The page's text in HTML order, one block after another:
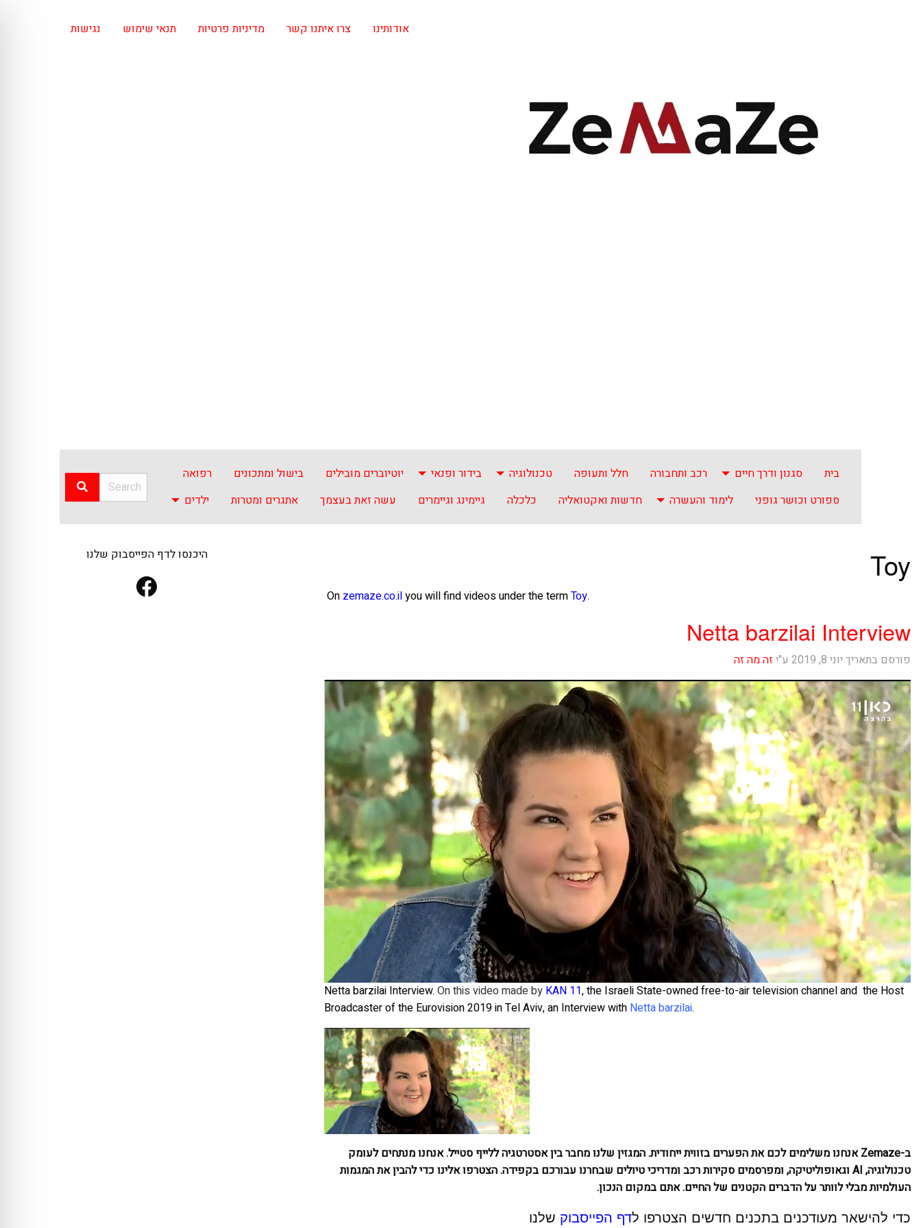
אודותינו צרו איתנו קשר מדיניות פרטיות תנאי שימוש נגישות
בית סגנון ודרך חיים רכב ותחבורה חלל ותעופה טכנולוגיה בידור ופנאי יוטיוברים מובילים בישול ומתכונים
רפואה
ספורט וכושר גופני
לימוד והעשרה חדשות ואקטואליה כלכלה גיימינג וגיימרים עשה זאת בעצמך אתגרים ומטרות ילדים
Toy
On zemaze.co.ilyou will find videos under the termToy.
Netta barzilai Interview
פורסם בתאריך יוני 8, 2019 ע"י זה מה זה
Netta barzilai Interview. On this video made by KAN 11, the Israeli State-owned free-to-air television channel and the Host
Broadcaster of the Eurovision 2019 in Tel Aviv, an Interview with Netta barzilai.
ב-Zemaze אנחנו משלימים לכם את הפערים בזווית ייחודית. המגזין שלנו מחבר בין אסטרטגיה ללייף סטייל. אנחנו מנתחים לעומק
טכנולוגיה, AI וגאופוליטיקה, ומפרסמים סקירות רכב ומדריכי טיולים שבחרנו עבורכם בקפידה. הצטרפו אלינו כדי להבין את המגמות
העולמיות מבלי לוותר על הדברים הקטנים של החיים. אתם במקום הנכון.
כדי להישאר מעודכנים בתכנים חדשים הצטרפו לדף הפייסבוק שלנו
היכנסו לדף הפייסבוק שלנו
Facebook